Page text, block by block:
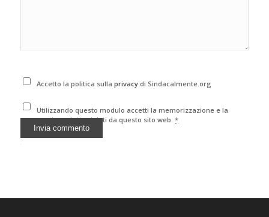
Accetto la politica sullaprivacydi Sindacalmente.org
Utilizzando questo modulo accetti la memorizzazione e la
gestione dei tuoi dati da questo sito web.*